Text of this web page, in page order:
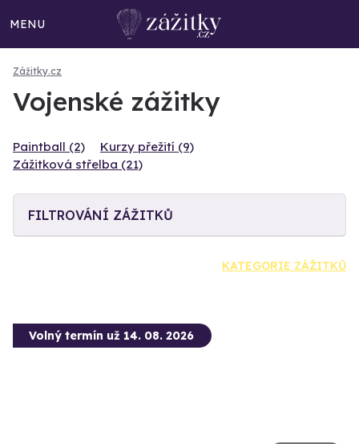
MENU
Zážitky.cz
Vojenské zážitky
Paintball (2)
Kurzy přežití (9)
Zážitková střelba (21)
FILTROVÁNÍ ZÁŽITKŮ
KATEGORIE ZÁŽITKŮ
Volný termín už 14. 08. 2026